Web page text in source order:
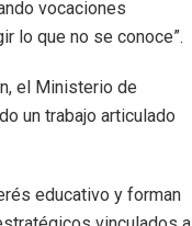
vocaciones
lo que no se conoce”.
el Ministerio de
un trabajo articulado
educativo y forman